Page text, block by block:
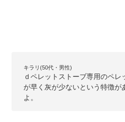
キラリ(50代・男性)
ｄペレットストーブ専用のペ
が早く灰が少ないという特徴
よ。